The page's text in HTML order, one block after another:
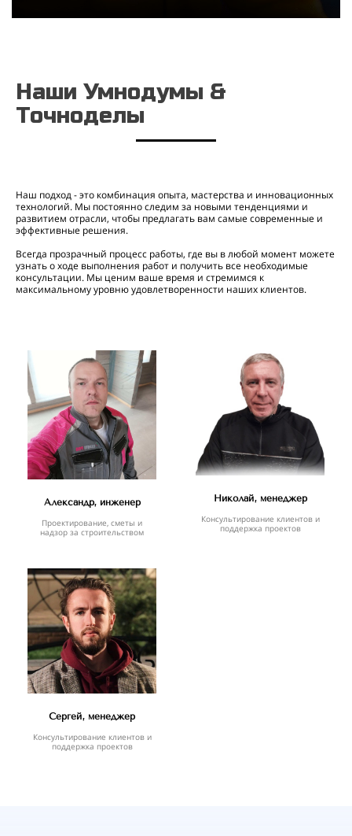
Наши Умнодумы &
Точноделы
Наш подход - это комбинация опыта, мастерства и инновационных
технологий. Мы постоянно следим за новыми тенденциями и
развитием отрасли, чтобы предлагать вам самые современные и
эффективные решения.
Всегда прозрачный процесс работы, где вы в любой момент можете
узнать о ходе выполнения работ и получить все необходимые
консультации. Мы ценим ваше время и стремимся к
максимальному уровню удовлетворенности наших клиентов.
Александр, инженер
Проектирование, сметы и
надзор за строительством
Николай, менеджер
Консультирование клиентов и
поддержка проектов
Сергей, менеджер
Консультирование клиентов и
поддержка проектов